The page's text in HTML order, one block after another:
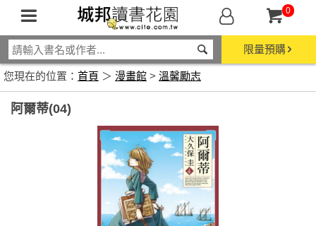
0
限量預購
您現在的位置： 首頁 ＞ 漫畫館 > 溫馨勵志
阿爾蒂(04)